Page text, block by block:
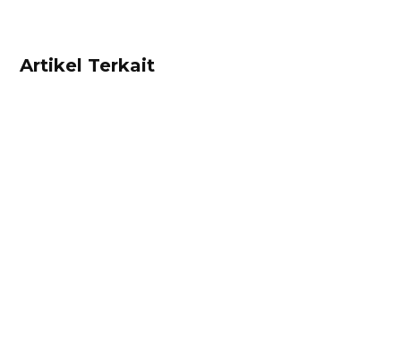
Artikel Terkait